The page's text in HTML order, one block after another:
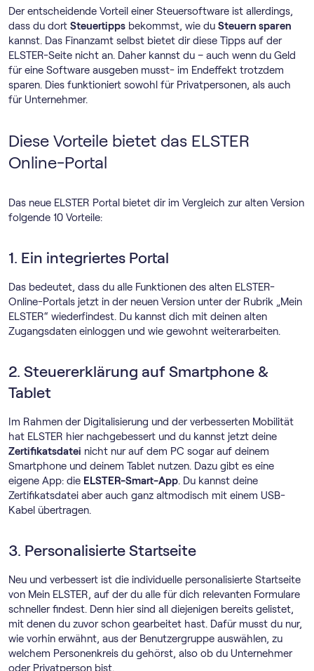
Der entscheidende Vorteil einer Steuersoftware ist allerdings,
dass du dort Steuertipps bekommst, wie du Steuern sparen
kannst. Das Finanzamt selbst bietet dir diese Tipps auf der
ELSTER-Seite nicht an. Daher kannst du – auch wenn du Geld
für eine Software ausgeben musst- im Endeffekt trotzdem
sparen. Dies funktioniert sowohl für Privatpersonen, als auch
für Unternehmer.
Diese Vorteile bietet das ELSTER
Online-Portal
Das neue ELSTER Portal bietet dir im Vergleich zur alten Version
folgende 10 Vorteile:
1. Ein integriertes Portal
Das bedeutet, dass du alle Funktionen des alten ELSTER-
Online-Portals jetzt in der neuen Version unter der Rubrik „Mein
ELSTER“ wiederfindest. Du kannst dich mit deinen alten
Zugangsdaten einloggen und wie gewohnt weiterarbeiten.
2. Steuererklärung auf Smartphone &
Tablet
Im Rahmen der Digitalisierung und der verbesserten Mobilität
hat ELSTER hier nachgebessert und du kannst jetzt deine
Zertifikatsdatei nicht nur auf dem PC sogar auf deinem
Smartphone und deinem Tablet nutzen. Dazu gibt es eine
eigene App: die ELSTER-Smart-App. Du kannst deine
Zertifikatsdatei aber auch ganz altmodisch mit einem USB-
Kabel übertragen.
3. Personalisierte Startseite
Neu und verbessert ist die individuelle personalisierte Startseite
von Mein ELSTER, auf der du alle für dich relevanten Formulare
schneller findest. Denn hier sind all diejenigen bereits gelistet,
mit denen du zuvor schon gearbeitet hast. Dafür musst du nur,
wie vorhin erwähnt, aus der Benutzergruppe auswählen, zu
welchem Personenkreis du gehörst, also ob du Unternehmer
oder Privatperson bist.